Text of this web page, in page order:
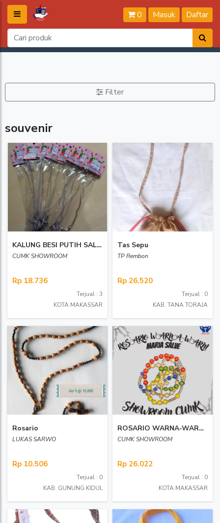
0 Masuk Daftar
Filter
souvenir
KALUNG BESI PUTIH SALIB BIASA 03
CUMK SHOWROOM
Rp 18.736
Terjual : 3
KOTA MAKASSAR
Tas Sepu
TP Rembon
Rp 26.520
Terjual : 0
KAB. TANA TORAJA
Rosario
LUKAS SARWO
Rp 10.506
Terjual : 0
KAB. GUNUNG KIDUL
ROSARIO WARNA-WARNI MARIA SALVE SHOWROOM CUMK
CUMK SHOWROOM
Rp 26.022
Terjual : 0
KOTA MAKASSAR